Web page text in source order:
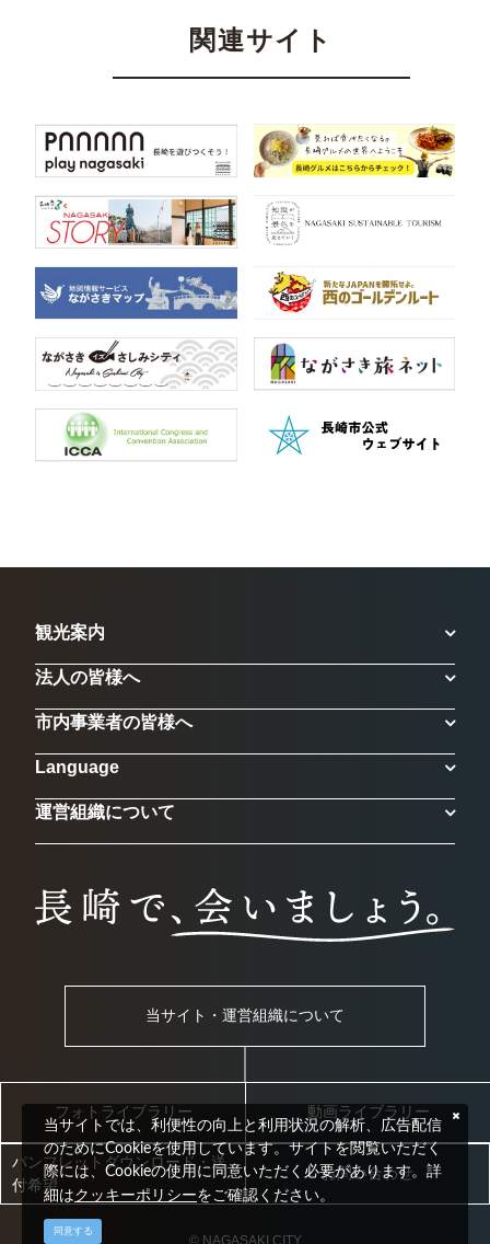
関連サイト
観光案内
法人の皆様へ
市内事業者の皆様へ
Language
運営組織について
当サイト・運営組織について
フォトライブラリー 動画ライブラリー
パンフレットダウンロード・送
付希望
お問い合わせ
© NAGASAKI CITY
当サイトでは、利便性の向上と利用状況の解析、広告配信
のためにCookieを使用しています。サイトを閲覧いただく
際には、Cookieの使用に同意いただく必要があります。詳
細はクッキーポリシーをご確認ください。
同意する